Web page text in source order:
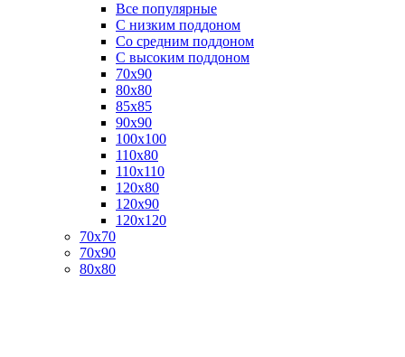
Все популярные
C низким поддоном
Со средним поддоном
С высоким поддоном
70х90
80х80
85х85
90х90
100х100
110х80
110х110
120х80
120х90
120х120
70х70
70х90
80х80